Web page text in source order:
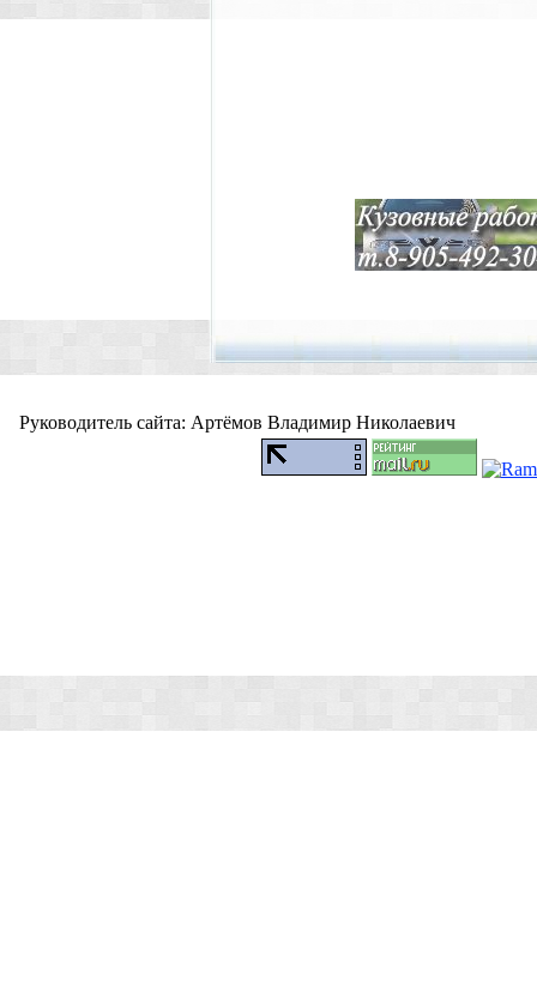
Руководитель сайта: Артёмов Владимир Николаевич